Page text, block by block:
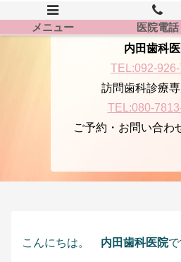
内田歯科
TEL:092-
訪問歯科診療
TEL:080-
ご予約・お問い合わ
こんにちは。 内田歯科医院で
メニュー 医院電話